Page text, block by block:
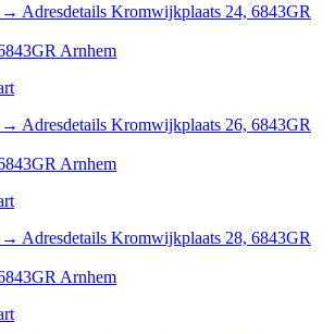
→ Adresdetails Kromwijkplaats 24, 6843GR
Arnhem
→ Adresdetails Kromwijkplaats 26, 6843GR
Arnhem
→ Adresdetails Kromwijkplaats 28, 6843GR
Arnhem